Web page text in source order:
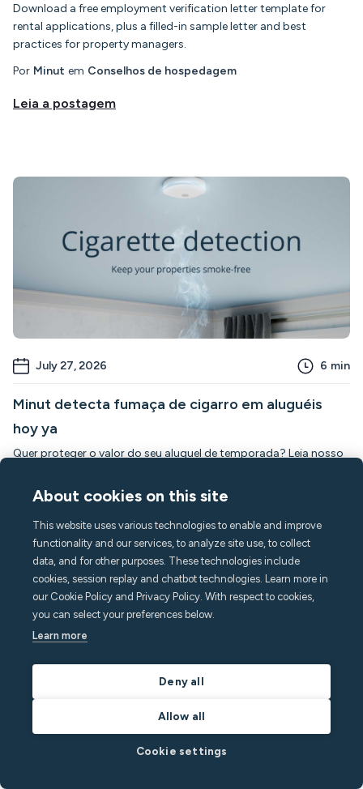
Download a free employment verification letter template for
rental applications, plus a filled-in sample letter and best
practices for property managers.
Por Minut em Conselhos de hospedagem
Leia a postagem
July 27, 2026 6 min
Minut detecta fumaça de cigarro em aluguéis
hoy ya
Quer proteger o valor do seu aluguel de temporada? Leia nosso
hóspedes causem danos à propriedade.
Leia a postagem
Produtos
Sensor M3
Sensor de vazamento de água
Kit de montagem com fio
Tarefas
About cookies on this site
This website uses various technologies to enable and improve
functionality and our services, to analyze site use, to collect
data, and for other purposes. These technologies include
cookies, session replay and chatbot technologies. Learn more in
our Cookie Policy and Privacy Policy. With respect to cookies,
you can select your preferences below.
Learn more
Deny all
Allow all
Cookie settings